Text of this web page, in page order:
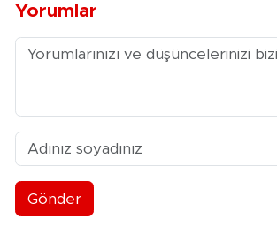
Yorumlar
Gönder